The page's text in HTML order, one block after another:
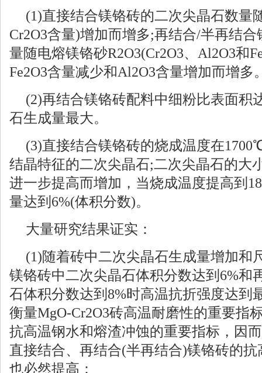
(1)直接结合镁铬砖的二次尖晶石数量
Cr2O3含量)增加而增多;再结合/半再结
量随电熔镁铬砂R2O3(Cr2O3、Al2O3和
Fe2O3含量减少和Al2O3含量增加而增多
(2)再结合镁铬砖配料中细粉比表面积
石生成量最大。
(3)直接结合镁铬砖的烧成温度在
结晶特征的二次尖晶石;二次尖晶石的大
进一步提高而增加，当烧成温度提高到
量达到6%(体积分数)。
大量研究结果证实：
(1)随着砖中二次尖晶石生成量增加和
镁铬砖中二次尖晶石体积分数达到6%和
石体积分数达到8%时高温抗折强度达到
衡量MgO-Cr2O3砖高温耐磨性的重要指
抗高温钢水和熔渣冲蚀的重要指标，因
直接结合、再结合(半再结合)镁铬砖的
也必然提高：